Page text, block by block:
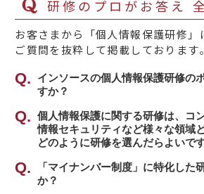
研修のプロがお答え
お客さまから「個人情報保護研修」
ご質問を抜粋して掲載しております。
インソースの個人情報保護研修の
すか？
最大のポイントは、法律を知る
ず、個人情報漏洩を防ぐための
ベルにまで落とし込んで理解し
です。
個人情報保護に関する研修は、コ
情報セキュリティなど様々な領域
どのように研修を選んだらよいで
「個人情報」「情報セキュリテ
イアンス」など扱うテーマは違
「マイナンバー制度」に特化した
か？